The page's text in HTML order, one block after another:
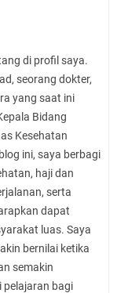
di profil saya.
seorang dokter,
yang saat ini
Bidang
Kesehatan
ini, saya berbagi
haji dan
serta
dapat
luas. Saya
bernilai ketika
semakin
pelajaran bagi